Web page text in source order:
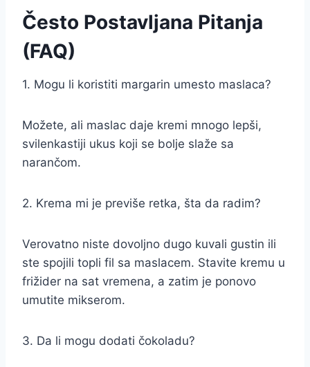
Često Postavljana Pitanja
(FAQ)
1. Mogu li koristiti margarin umesto maslaca?
Možete, ali maslac daje kremi mnogo lepši,
svilenkastiji ukus koji se bolje slaže sa
narančom.
2. Krema mi je previše retka, šta da radim?
Verovatno niste dovoljno dugo kuvali gustin ili
ste spojili topli fil sa maslacem. Stavite kremu u
frižider na sat vremena, a zatim je ponovo
umutite mikserom.
3. Da li mogu dodati čokoladu?